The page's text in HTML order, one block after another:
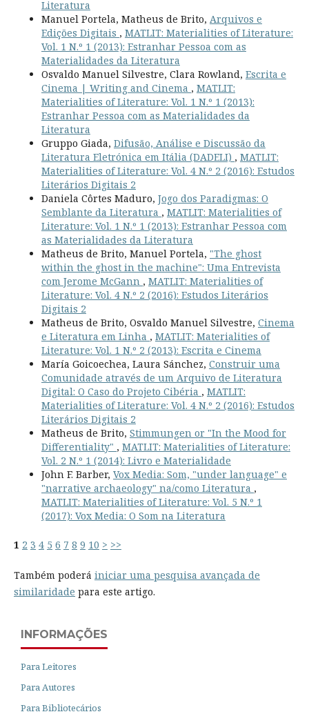
Literatura
Manuel Portela, Matheus de Brito, Arquivos e
Edições Digitais , MATLIT: Materialities of Literature:
Vol. 1 N.º 1 (2013): Estranhar Pessoa com as
Materialidades da Literatura
Osvaldo Manuel Silvestre, Clara Rowland, Escrita e
Cinema | Writing and Cinema , MATLIT:
Materialities of Literature: Vol. 1 N.º 1 (2013):
Estranhar Pessoa com as Materialidades da
Literatura
Gruppo Giada, Difusão, Análise e Discussão da
Literatura Eletrónica em Itália (DADELI) , MATLIT:
Materialities of Literature: Vol. 4 N.º 2 (2016): Estudos
Literários Digitais 2
Daniela Côrtes Maduro, Jogo dos Paradigmas: O
Semblante da Literatura , MATLIT: Materialities of
Literature: Vol. 1 N.º 1 (2013): Estranhar Pessoa com
as Materialidades da Literatura
Matheus de Brito, Manuel Portela, "The ghost
within the ghost in the machine": Uma Entrevista
com Jerome McGann , MATLIT: Materialities of
Literature: Vol. 4 N.º 2 (2016): Estudos Literários
Digitais 2
Matheus de Brito, Osvaldo Manuel Silvestre, Cinema
e Literatura em Linha , MATLIT: Materialities of
Literature: Vol. 1 N.º 2 (2013): Escrita e Cinema
María Goicoechea, Laura Sánchez, Construir uma
Comunidade através de um Arquivo de Literatura
Digital: O Caso do Projeto Cibéria , MATLIT:
Materialities of Literature: Vol. 4 N.º 2 (2016): Estudos
Literários Digitais 2
Matheus de Brito, Stimmungen or "In the Mood for
Differentiality" , MATLIT: Materialities of Literature:
Vol. 2 N.º 1 (2014): Livro e Materialidade
John F. Barber, Vox Media: Som, "under language" e
"narrative archaeology" na/como Literatura ,
MATLIT: Materialities of Literature: Vol. 5 N.º 1
(2017): Vox Media: O Som na Literatura
1 2 3 4 5 6 7 8 9 10 > >>
Também poderá iniciar uma pesquisa avançada de
similaridade para este artigo.
INFORMAÇÕES
Para Leitores
Para Autores
Para Bibliotecários